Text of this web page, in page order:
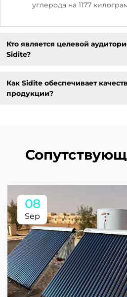
углерода на 1177
Кто является целевой
Sidite?
Как Sidite обеспечивает
продукции?
08
Sep